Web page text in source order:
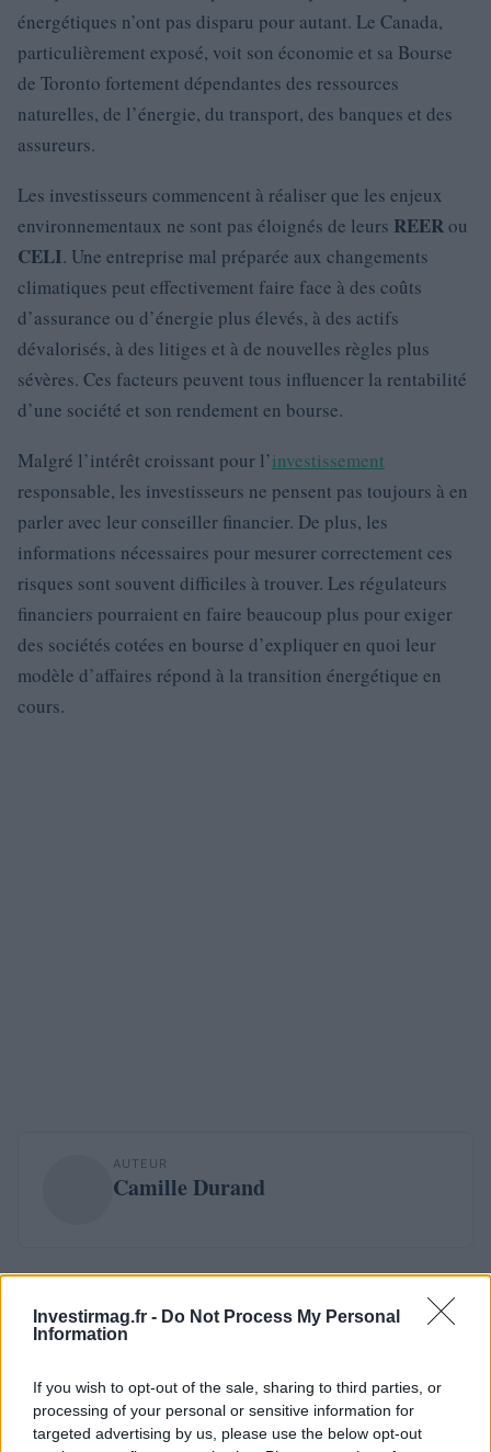
Investirmag.fr - Do Not Process My Personal
Information
If you wish to opt-out of the sale, sharing to third parties, or
processing of your personal or sensitive information for
targeted advertising by us, please use the below opt-out
énergétiques n’ont pas disparu pour autant. Le Canada,
particulièrement exposé, voit son économie et sa Bourse
de Toronto fortement dépendantes des ressources
naturelles, de l’énergie, du transport, des banques et des
assureurs.
Les investisseurs commencent à réaliser que les enjeux
environnementaux ne sont pas éloignés de leurs REERou
CELI. Une entreprise mal préparée aux changements
climatiques peut effectivement faire face à des coûts
d’assurance ou d’énergie plus élevés, à des actifs
dévalorisés, à des litiges et à de nouvelles règles plus
sévères. Ces facteurs peuvent tous influencer la rentabilité
d’une société et son rendement en bourse.
Malgré l’intérêt croissant pour l’investissement
responsable, les investisseurs ne pensent pas toujours à en
parler avec leur conseiller financier. De plus, les
informations nécessaires pour mesurer correctement ces
risques sont souvent difficiles à trouver. Les régulateurs
financiers pourraient en faire beaucoup plus pour exiger
des sociétés cotées en bourse d’expliquer en quoi leur
modèle d’affaires répond à la transition énergétique en
cours.
AUTEUR
Camille Durand